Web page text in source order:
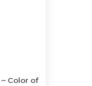
Color of